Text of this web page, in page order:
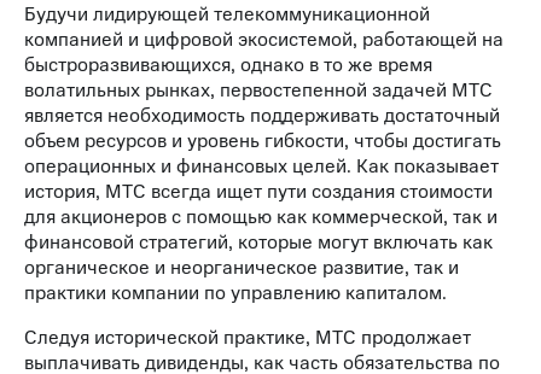
Будучи лидирующей телекоммуникационной
компанией и цифровой экосистемой, работающей на
быстроразвивающихся, однако в то же время
волатильных рынках, первостепенной задачей МТС
является необходимость поддерживать достаточный
объем ресурсов и уровень гибкости, чтобы достигать
операционных и финансовых целей. Как показывает
история, МТС всегда ищет пути создания стоимости
для акционеров с помощью как коммерческой, так и
финансовой стратегий, которые могут включать как
органическое и неорганическое развитие, так и
практики компании по управлению капиталом.
Следуя исторической практике, МТС продолжает
выплачивать дивиденды, как часть обязательства по